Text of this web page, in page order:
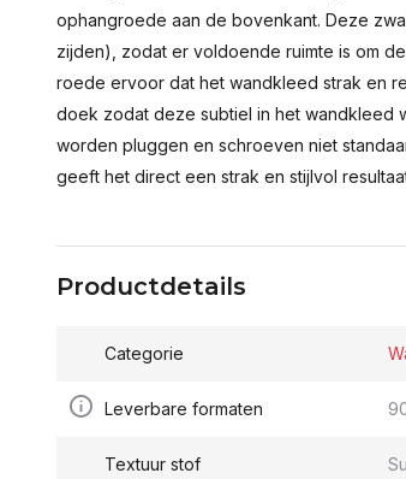
ophangroede aan de bovenkant. Deze
zijden), zodat er voldoende ruimte is om
roede ervoor dat het wandkleed strak en
doek zodat deze subtiel in het wandkleed
worden pluggen en schroeven niet
geeft het direct een strak en stijlvol
Productdetails
Categorie
Leverbare formaten
Textuur stof